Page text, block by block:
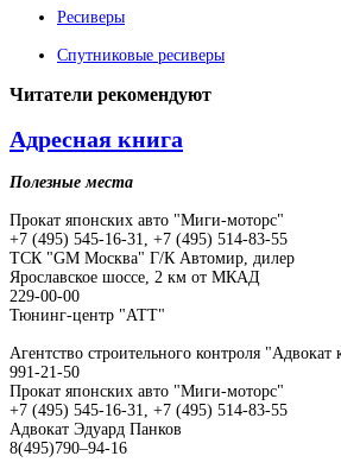
Ресиверы
Спутниковые ресиверы
Читатели рекомендуют
Адресная книга
Полезные места
Прокат японских авто "Миги-моторс"
+7 (495) 545-16-31, +7 (495) 514-83-55
ТСК "GM Москва" Г/К Автомир, дилер
Ярославское шоссе, 2 км от МКАД
229-00-00
Тюнинг-центр "АТТ"
Агентство строительного контроля "Адвокат
991-21-50
Прокат японских авто "Миги-моторс"
+7 (495) 545-16-31, +7 (495) 514-83-55
Адвокат Эдуард Панков
8(495)790–94-16